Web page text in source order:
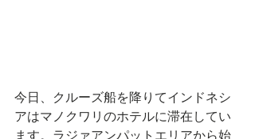
今日、クルーズ船を降りてインドネシ
アはマノクワリのホテルに滞在してい
ます。ラジァアンパットエリアから始